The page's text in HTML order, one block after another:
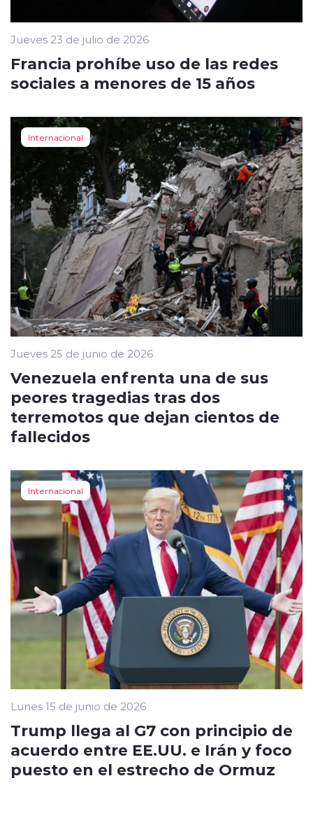
Jueves 23 de julio de 2026
Francia prohíbe uso de las redes
sociales a menores de 15 años
Internacional
Jueves 25 de junio de 2026
Venezuela enfrenta una de sus
peores tragedias tras dos
terremotos que dejan cientos de
fallecidos
Internacional
Lunes 15 de junio de 2026
Trump llega al G7 con principio de
acuerdo entre EE.UU. e Irán y foco
puesto en el estrecho de Ormuz